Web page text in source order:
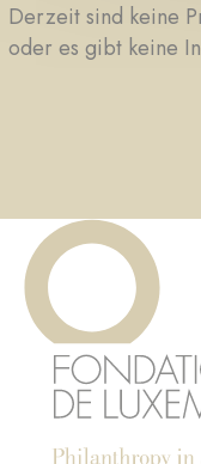
Derzeit sind keine
oder es gibt keine